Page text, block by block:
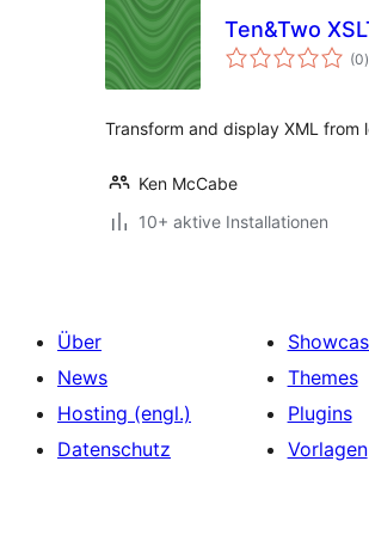
Ten&Two
(0)
Transform and display XML from
Ken McCabe
10+ aktive Installationen
Über
News
Hosting (engl.)
Datenschutz
Themes
Plugins
Vorlagen